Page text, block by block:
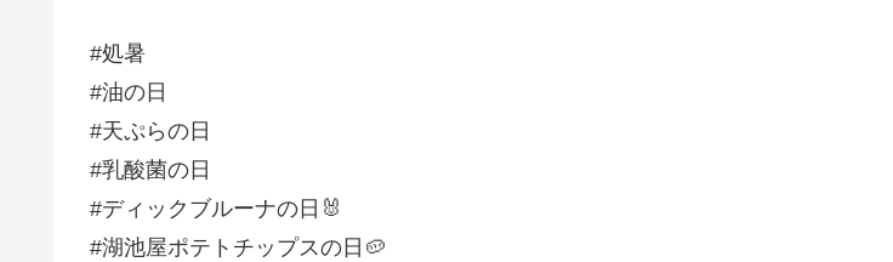
#処暑
#油の日
#天ぷらの日
#乳酸菌の日
#ディックブルーナの日🐰
#湖池屋ポテトチップスの日🥔